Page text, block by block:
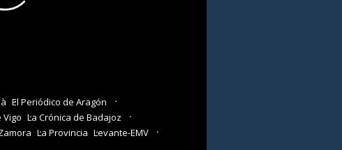
El Periódico de Aragón
Vigo La Crónica de Badajoz
La Provincia Levante-EMV